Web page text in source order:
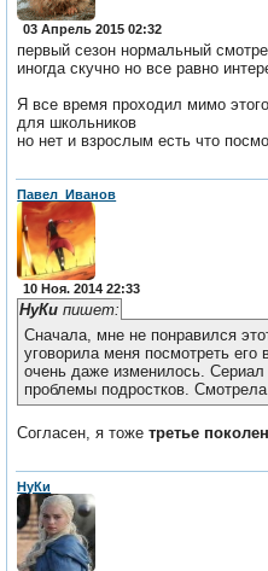
03 Апрель 2015 02:32
первый сезон нормальный
иногда скучно но все равно
Я все время проходил мимо
для школьников
но нет и взрослым есть что
Павел_Иванов
10 Ноя. 2014 22:33
НуКипишет:
Сначала, мне не понравился
уговорила меня посмотреть его
очень даже изменилось.
проблемы подростков. Смотрела
Согласен, я тожетретье
НуКи